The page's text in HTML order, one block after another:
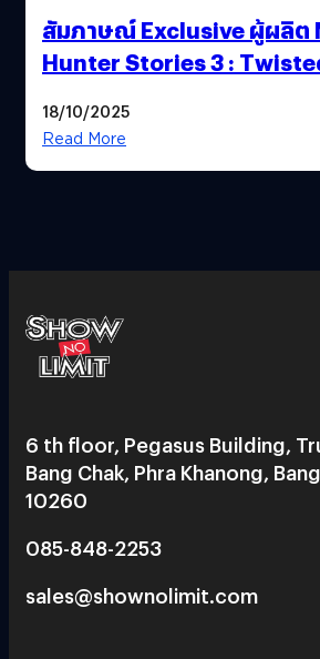
สัมภาษณ์ Exclusive ผู้ผลิต
Hunter Stories 3 :
สวยฉ่ำ !
18/10/2025
Read More
6 th floor, Pegasus Building,
Bang Chak, Phra Khanong,
10260
085-848-2253
sales@shownolimit.com